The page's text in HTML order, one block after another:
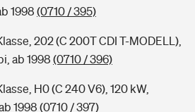
1998 (0710 / 395)
202 (C 200T CDI T-MODELL),
ab 1998 (0710 / 396)
H0 (C 240 V6), 120 kW,
1998 (0710 / 397)